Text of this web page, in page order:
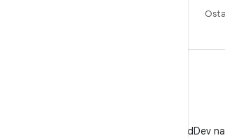
Obserwuj @AndroidDev